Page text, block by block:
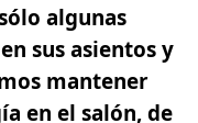
algunas
sus asientos y
mantener
en el salón, de